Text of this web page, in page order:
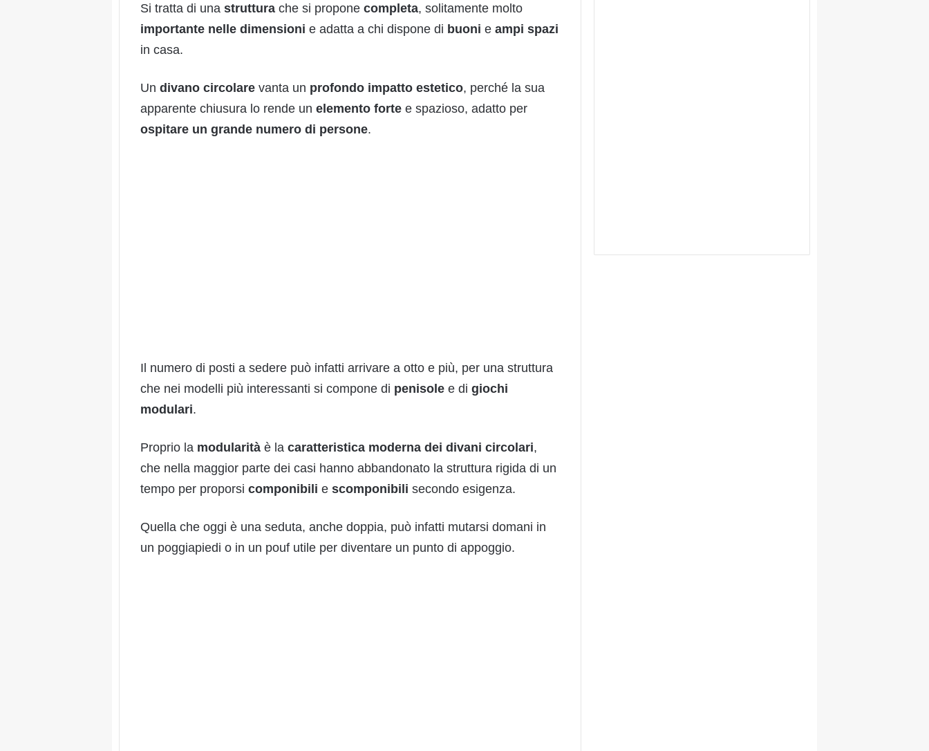
Si tratta di una struttura che si propone completa, solitamente molto
importante nelle dimensioni e adatta a chi dispone di buoni e ampi spazi
in casa.
Un divano circolare vanta un profondo impatto estetico, perché la sua
apparente chiusura lo rende un elemento forte e spazioso, adatto per
ospitare un grande numero di persone.
Il numero di posti a sedere può infatti arrivare a otto e più, per una struttura
che nei modelli più interessanti si compone di penisole e di giochi
modulari.
Proprio la modularità è la caratteristica moderna dei divani circolari,
che nella maggior parte dei casi hanno abbandonato la struttura rigida di un
tempo per proporsi componibili e scomponibili secondo esigenza.
Quella che oggi è una seduta, anche doppia, può infatti mutarsi domani in
un poggiapiedi o in un pouf utile per diventare un punto di appoggio.